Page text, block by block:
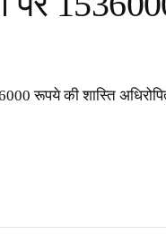
रूपये की शास्ति